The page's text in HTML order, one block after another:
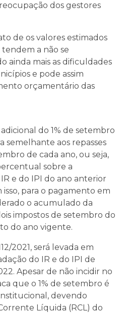
dos gestores
de os valores estimados
a não se
ainda mais as dificuldades
e pode assim
orçamentário das
do 1% de setembro
semelhante aos repasses
de cada ano, ou seja,
sobre a
e do IPI do ano anterior
isso, para o pagamento em
o acumulado da
impostos de setembro do
do ano vigente.
2021, será levada em
do IR e do IPI de
Apesar de não incidir no
que o 1% de setembro é
devendo
Líquida (RCL) do